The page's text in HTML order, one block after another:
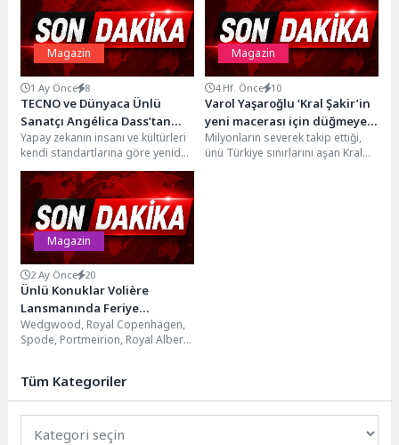
Magazin
1 Ay Önce 8
TECNO ve Dünyaca Ünlü
Sanatçı Angélica Dass’tan
Küresel Dijital Arşiv Projesi!
Yapay zekanın insanı ve kültürleri
kendi standartlarına göre yeniden
şekillendirdiği günümüzde,
teknoloji dünyasından ezber
bozan...
Magazin
4 Hf. Önce 10
Varol Yaşaroğlu ‘Kral Şakir’in
yeni macerası için düğmeye
bastı
Milyonların severek takip ettiği,
ünü Türkiye sınırlarını aşan Kral
Magazin
2 Ay Önce 20
Ünlü Konuklar Volière
Lansmanında Feriye
Palace’ta Buluştu
Wedgwood, Royal Copenhagen,
Spode, Portmeirion, Royal Albert,
Tüm Kategoriler